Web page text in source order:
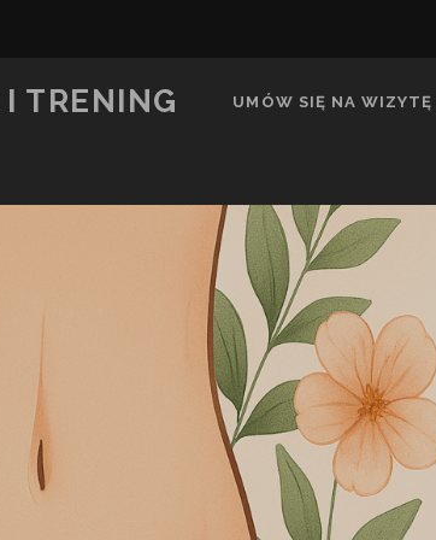
TRENING UMÓW SIĘ NA WIZYTĘ